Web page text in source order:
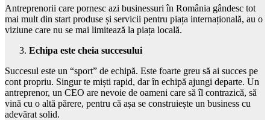
Antreprenorii care pornesc azi businessuri în România gândesc tot
mai mult din start produse și servicii pentru piața internațională, au o
viziune care nu se mai limitează la piața locală.
Echipa este cheia succesului
Succesul este un “sport” de echipă. Este foarte greu să ai succes pe
cont propriu. Singur te miști rapid, dar în echipă ajungi departe. Un
antreprenor, un CEO are nevoie de oameni care să îl contrazică, să
vină cu o altă părere, pentru că așa se construiește un business cu
adevărat solid.